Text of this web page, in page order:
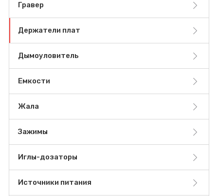
Гравер
Держатели плат
Дымоуловитель
Емкости
Жала
Зажимы
Иглы-дозаторы
Источники питания